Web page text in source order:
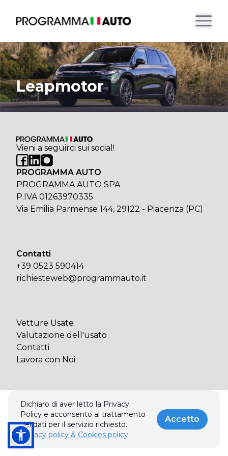
Leapmotor
Vieni a seguirci sui social!
PROGRAMMA AUTO
PROGRAMMA AUTO SPA
P.IVA 01263970335
Via Emilia Parmense 144, 29122 - Piacenza (PC)
Contatti
+39 0523 590414
richiesteweb@programmauto.it
Vetture Usate
Valutazione dell'usato
Contatti
Lavora con Noi
Dichiaro di aver letto la Privacy
Policy e acconsento al trattamento
dei dati per il servizio richiesto.
Privacy policy & Cookies policy
Accetto
© 2026 PROGRAMMA AUTO SPA. Tutti i diritti riservati.
Privacy policy & Cookies policy
Realizzato con